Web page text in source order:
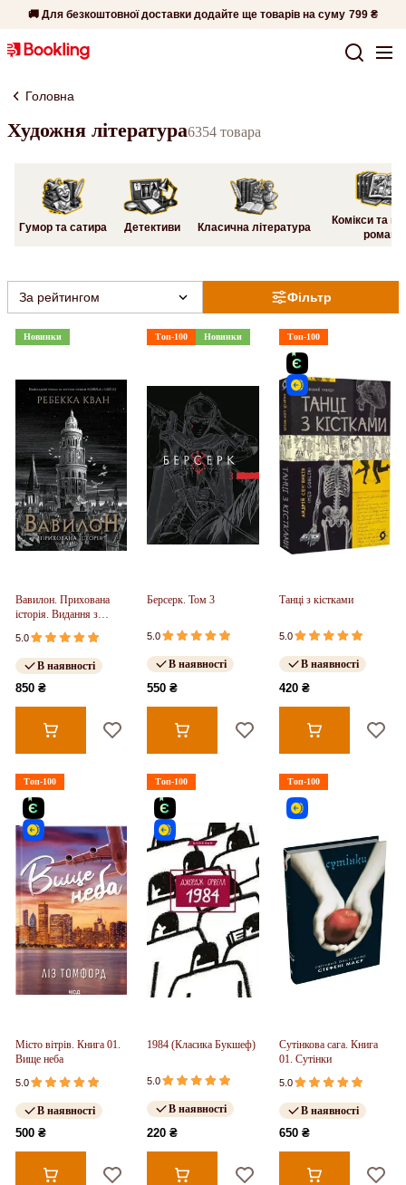
🚚 Для безкоштовної доставки додайте ще товарів на суму 799 ₴
Головна
Художня література6354 товара
Гумор та сатира Детективи Класична література
Комікси та
романи
Фільтр
За рейтингом
Новинки
Вавилон. Прихована
історія. Видання з
ілюстрованим зрізом
(у)
5.0
В наявності
850 ₴
Топ-100 Новинки
Берсерк. Том 3
5.0
В наявності
550 ₴
Топ-100
Танці з кістками
5.0
В наявності
420 ₴
Топ-100
Місто вітрів. Книга 01.
Вище неба
5.0
В наявності
500 ₴
Топ-100
1984 (Класика Букшеф)
5.0
В наявності
220 ₴
Топ-100
Сутінкова сага. Книга
01. Сутінки
5.0
В наявності
650 ₴